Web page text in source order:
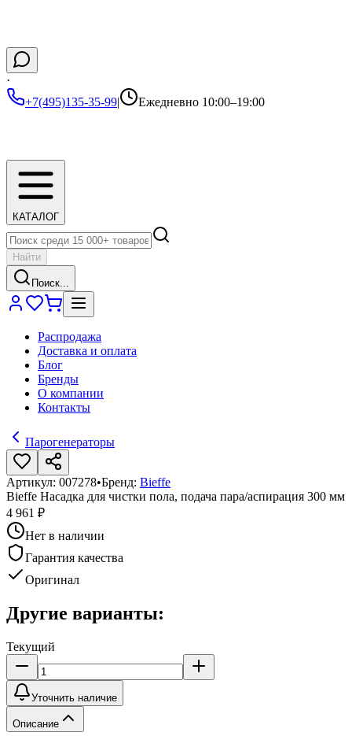
·
+7(495)135-35-99| Ежедневно 10:00–19:00
КАТАЛОГ
Найти
Поиск...
Распродажа
Доставка и оплата
Блог
Бренды
О компании
Контакты
Парогенераторы
Артикул: 007278•Бренд: Bieffe
Bieffe Насадка для чистки пола, подача пара/аспирация 300 мм
4 961 ₽
Нет в наличии
Гарантия качества
Оригинал
Другие варианты:
Текущий
Уточнить наличие
Описание